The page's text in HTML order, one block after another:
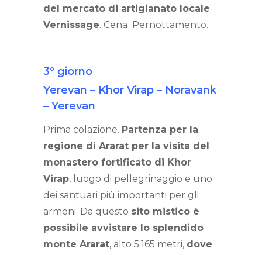
del mercato di artigianato locale
Vernissage. Cena Pernottamento.
3° giorno
Yerevan – Khor Virap – Noravank
– Yerevan
Prima colazione. Partenza per la
regione di Ararat per la visita del
monastero fortificato di Khor
Virap, luogo di pellegrinaggio e uno
dei santuari più importanti per gli
armeni. Da questo sito mistico è
possibile avvistare lo splendido
monte Ararat, alto 5.165 metri, dove